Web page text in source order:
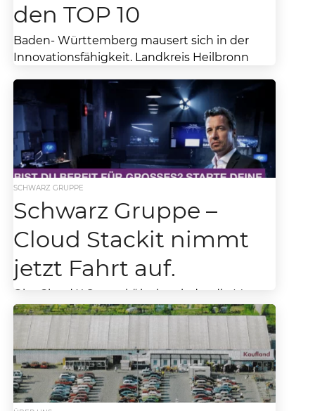
den TOP 10
Baden- Württemberg mausert sich in der
Innovationsfähigkeit. Landkreis Heilbronn
Baden-Württemberg ganz besonders stark...
SCHWARZ GRUPPE
Schwarz Gruppe –
Cloud Stackit nimmt
jetzt Fahrt auf.
Die „Cloud X Summit“ lockt wieder die Massen
nach Heilbronn. Schwarz Gruppe – Cloud
Stackit nimmt jetzt ebenfalls Fahrt auf. Die
„Cloud...